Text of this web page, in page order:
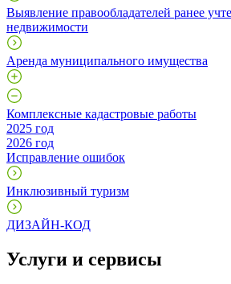
Выявление правообладателей ранее
недвижимости
Аренда муниципального имущества
Комплексные кадастровые работы
2025 год
2026 год
Исправление ошибок
Инклюзивный туризм
ДИЗАЙН-КОД
Услуги и сервисы